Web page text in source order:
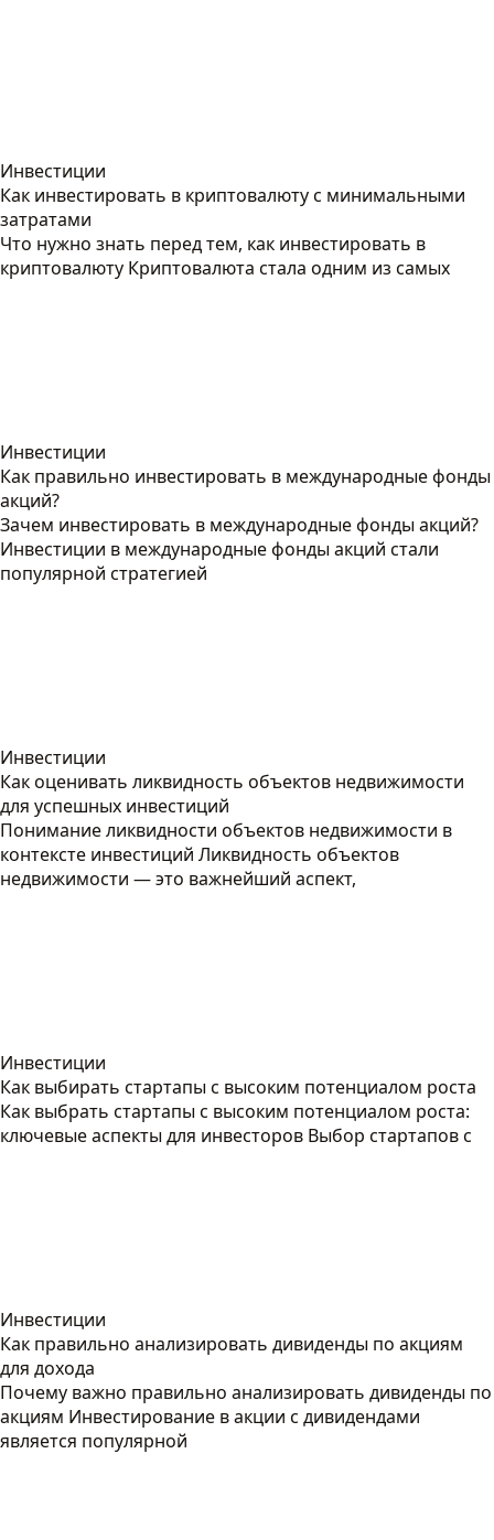
Инвестиции
Как инвестировать в криптовалюту с минимальными
затратами
Что нужно знать перед тем, как инвестировать в
криптовалюту Криптовалюта стала одним из самых
Инвестиции
Как правильно инвестировать в международные фонды
акций?
Зачем инвестировать в международные фонды акций?
Инвестиции в международные фонды акций стали
популярной стратегией
Инвестиции
Как оценивать ликвидность объектов недвижимости
для успешных инвестиций
Понимание ликвидности объектов недвижимости в
контексте инвестиций Ликвидность объектов
недвижимости — это важнейший аспект,
Инвестиции
Как выбирать стартапы с высоким потенциалом роста
Как выбрать стартапы с высоким потенциалом роста:
ключевые аспекты для инвесторов Выбор стартапов с
Инвестиции
Как правильно анализировать дивиденды по акциям
для дохода
Почему важно правильно анализировать дивиденды по
акциям Инвестирование в акции с дивидендами
является популярной